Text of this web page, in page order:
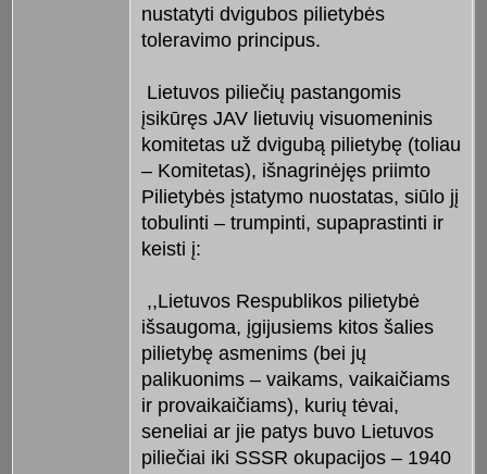
nustatyti dvigubos pilietybės
toleravimo principus.
Lietuvos piliečių pastangomis
įsikūręs JAV lietuvių visuomeninis
komitetas už dvigubą pilietybę (toliau
– Komitetas), išnagrinėjęs priimto
Pilietybės įstatymo nuostatas, siūlo jį
tobulinti – trumpinti, supaprastinti ir
keisti į:
,,Lietuvos Respublikos pilietybė
išsaugoma, įgijusiems kitos šalies
pilietybę asmenims (bei jų
palikuonims – vaikams, vaikaičiams
ir provaikaičiams), kurių tėvai,
seneliai ar jie patys buvo Lietuvos
piliečiai iki SSSR okupacijos – 1940